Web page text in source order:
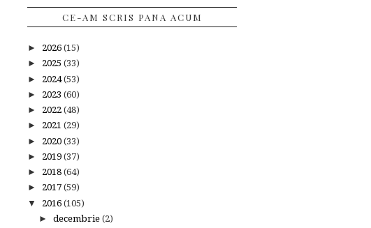
CE-AM SCRIS PANA ACUM
► 2026 (15)
► 2025 (33)
► 2024(53)
► 2023 (60)
► 2022 (48)
► 2021 (29)
► 2020 (33)
► 2019 (37)
► 2018 (64)
► 2017 (59)
▼ 2016 (105)
► decembrie (2)